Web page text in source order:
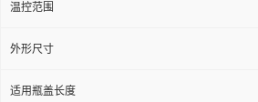
温控范围
外形尺寸
适用瓶盖长度